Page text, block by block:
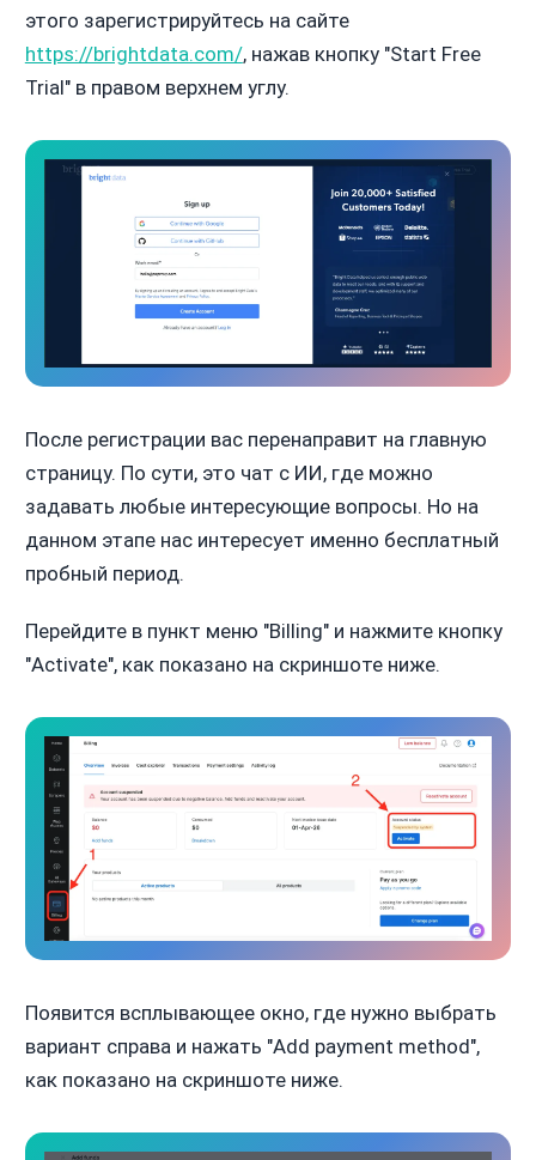
этого зарегистрируйтесь на сайте
https://brightdata.com/, нажав кнопку "Start Free
Trial" в правом верхнем углу.
После регистрации вас перенаправит на главную
страницу. По сути, это чат с ИИ, где можно
задавать любые интересующие вопросы. Но на
данном этапе нас интересует именно бесплатный
пробный период.
Перейдите в пункт меню "Billing" и нажмите кнопку
"Activate", как показано на скриншоте ниже.
Появится всплывающее окно, где нужно выбрать
вариант справа и нажать "Add payment method",
как показано на скриншоте ниже.